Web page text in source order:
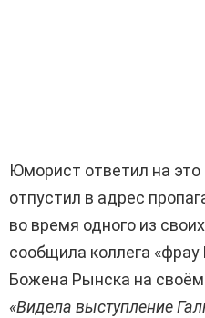
Юморист ответил на
отпустил в адрес
во время одного из
сообщила коллега
Божена Рынска на
«Видела выступление